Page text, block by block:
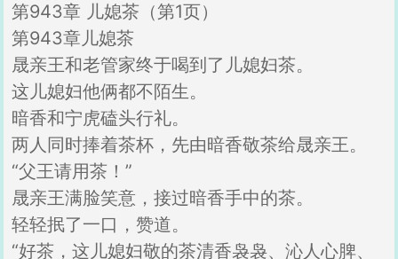
第943章 儿媳茶（第1页）
第943章儿媳茶
晟亲王和老管家终于喝到了儿媳妇茶。
这儿媳妇他俩都不陌生。
暗香和宁虎磕头行礼。
两人同时捧着茶杯，先由暗香敬茶给晟亲王。
“父王请用茶！”
晟亲王满脸笑意，接过暗香手中的茶。
轻轻抿了一口，赞道。
“好茶，这儿媳妇敬的茶清香袅袅、沁人心脾、